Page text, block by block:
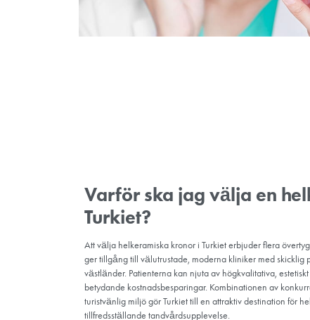
De fokuserar på att uppnå önskad färg,
Permanent kronplacering:
Vid det andra besöket tar tandläkaren
permanenta helkeramiska kronan. När
Din tandläkare kommer att ge dig
tandtråd runt kronan. Regelbundna